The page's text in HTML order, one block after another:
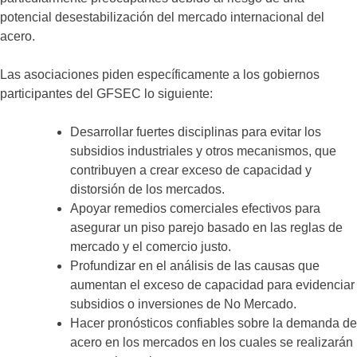
potencial desestabilización del mercado internacional del
acero.
Las asociaciones piden específicamente a los gobiernos
participantes del GFSEC lo siguiente:
Desarrollar fuertes disciplinas para evitar los
subsidios industriales y otros mecanismos, que
contribuyen a crear exceso de capacidad y
distorsión de los mercados.
Apoyar remedios comerciales efectivos para
asegurar un piso parejo basado en las reglas de
mercado y el comercio justo.
Profundizar en el análisis de las causas que
aumentan el exceso de capacidad para evidenciar
subsidios o inversiones de No Mercado.
Hacer pronósticos confiables sobre la demanda de
acero en los mercados en los cuales se realizarán